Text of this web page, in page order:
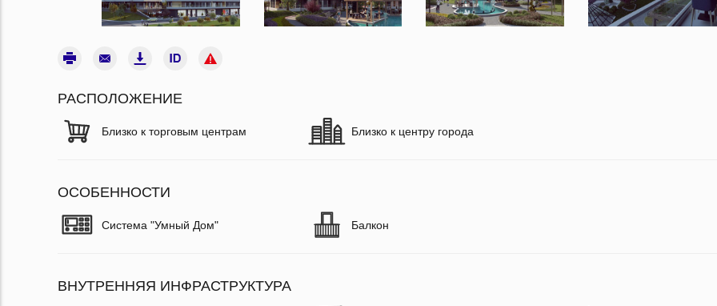
РАСПОЛОЖЕНИЕ
Близко к торговым центрам Близко к центру города
ОСОБЕННОСТИ
Система "Умный Дом" Балкон
ВНУТРЕННЯЯ ИНФРАСТРУКТУРА